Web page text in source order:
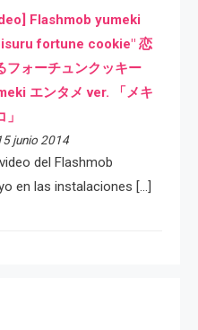
Flashmob yumeki
fortune cookie" 恋
フォーチュンクッキー
エンタメ ver. 「メキ
」
junio 2014
del Flashmob
en las instalaciones […]